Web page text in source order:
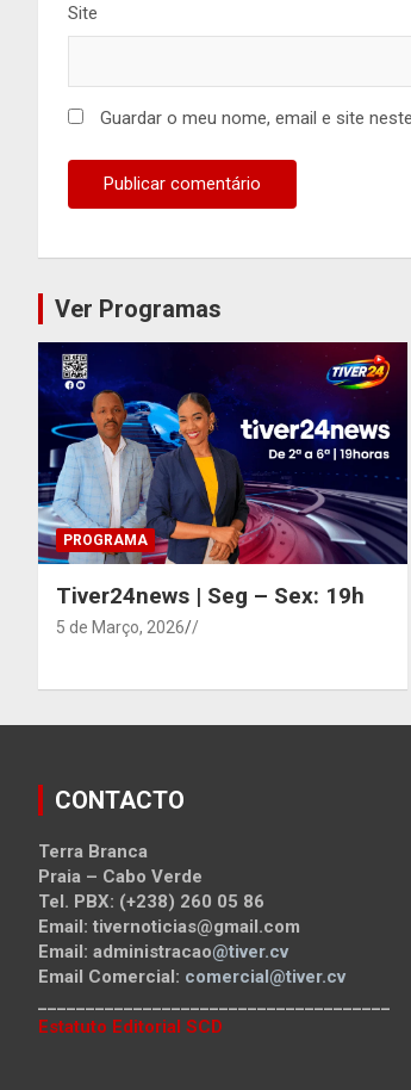
Site
Guardar o meu nome, email e site
Ver Programas
PROGRAMA
Tiver24news | Seg – Sex: 19h
5 de Março, 2026 /
CONTACTO
Terra Branca
Praia – Cabo Verde
Tel. PBX: (+238) 260 05 86
Email: tivernoticias@gmail.com
Email: administracao@tiver.cv
Email Comercial: comercial@tiver.cv
Estatuto Editorial SCD